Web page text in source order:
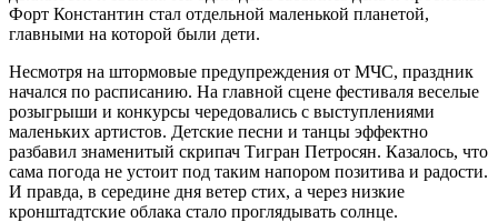
Форт Константин стал отдельной маленькой планетой,
главными на которой были дети.
Несмотря на штормовые предупреждения от МЧС, праздник
начался по расписанию. На главной сцене фестиваля веселые
розыгрыши и конкурсы чередовались с выступлениями
маленьких артистов. Детские песни и танцы эффектно
разбавил знаменитый скрипач Тигран Петросян. Казалось, что
сама погода не устоит под таким напором позитива и радости.
И правда, в середине дня ветер стих, а через низкие
кронштадтские облака стало проглядывать солнце.